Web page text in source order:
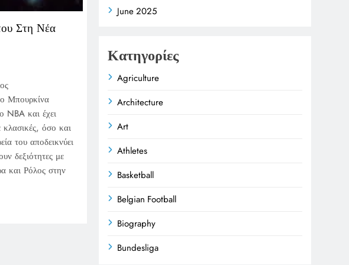
Στη Νέα
Μπουρκίνα
NBA και έχει
κλασικές, όσο και
του αποδεικνύει
δεξιότητες με
και Ρόλος στην
June 2025
Κατηγορίες
Agriculture
Architecture
Art
Athletes
Basketball
Belgian Football
Biography
Bundesliga